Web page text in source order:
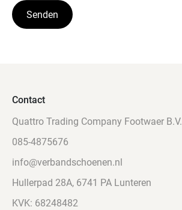
Contact
Quattro Trading Company Footwaer B.V.
085-4875676
info@verbandschoenen.nl
Hullerpad 28A, 6741 PA Lunteren
KVK: 68248482